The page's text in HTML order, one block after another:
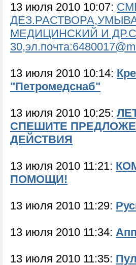
13 июля 2010 10:07:
МЕДИЦИНСКИЙ И
13 июля 2010 10:14:
"Петромедснаб"
13 июля 2010 10:25:
СПЕШИТЕ
ДЕЙСТВИЯ
13 июля 2010 11:21:
ПОМОЩИ!
13 июля 2010 11:29:
13 июля 2010 11:34:
13 июля 2010 11:35: